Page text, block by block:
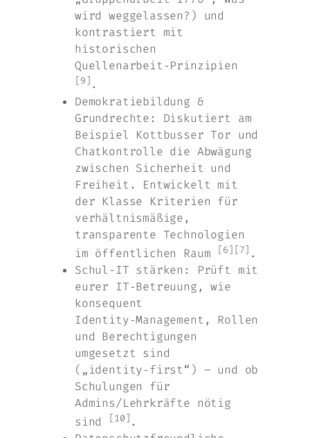
wird weggelassen?) und
kontrastiert mit
historischen
Quellenarbeit‑Prinzipien
[9] .
Demokratiebildung &
Grundrechte: Diskutiert am
Beispiel Kottbusser Tor und
Chatkontrolle die Abwägung
zwischen Sicherheit und
Freiheit. Entwickelt mit
der Klasse Kriterien für
verhältnismäßige,
transparente Technologien
im öffentlichen Raum
[6] [7] .
Schul‑IT stärken: Prüft mit
eurer IT‑Betreuung, wie
konsequent
Identity‑Management, Rollen
und Berechtigungen
umgesetzt sind
(„identity‑first“) – und ob
Schulungen für
Admins/Lehrkräfte nötig
sind
[10] .